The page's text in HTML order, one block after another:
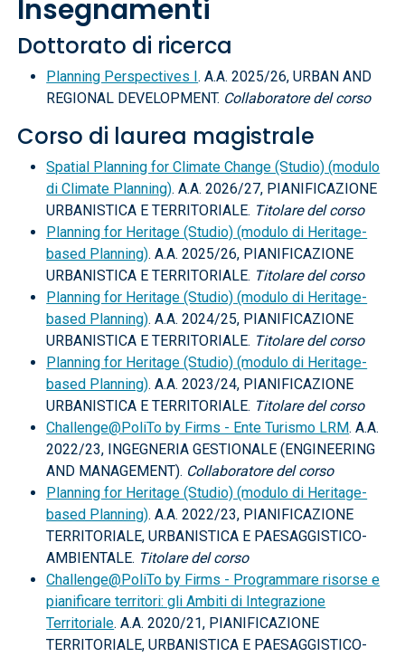
Insegnamenti
Dottorato di ricerca
Planning Perspectives I. A.A. 2025/26, URBAN AND
REGIONAL DEVELOPMENT. Collaboratore del corso
Corso di laurea magistrale
Spatial Planning for Climate Change (Studio) (modulo
di Climate Planning). A.A. 2026/27, PIANIFICAZIONE
URBANISTICA E TERRITORIALE. Titolare del corso
Planning for Heritage (Studio) (modulo di Heritage-
based Planning). A.A. 2025/26, PIANIFICAZIONE
URBANISTICA E TERRITORIALE. Titolare del corso
Planning for Heritage (Studio) (modulo di Heritage-
based Planning). A.A. 2024/25, PIANIFICAZIONE
URBANISTICA E TERRITORIALE. Titolare del corso
Planning for Heritage (Studio) (modulo di Heritage-
based Planning). A.A. 2023/24, PIANIFICAZIONE
URBANISTICA E TERRITORIALE. Titolare del corso
Challenge@PoliTo by Firms - Ente Turismo LRM. A.A.
2022/23, INGEGNERIA GESTIONALE (ENGINEERING
AND MANAGEMENT). Collaboratore del corso
Planning for Heritage (Studio) (modulo di Heritage-
based Planning). A.A. 2022/23, PIANIFICAZIONE
TERRITORIALE, URBANISTICA E PAESAGGISTICO-
AMBIENTALE. Titolare del corso
Challenge@PoliTo by Firms - Programmare risorse e
pianificare territori: gli Ambiti di Integrazione
Territoriale. A.A. 2020/21, PIANIFICAZIONE
TERRITORIALE, URBANISTICA E PAESAGGISTICO-